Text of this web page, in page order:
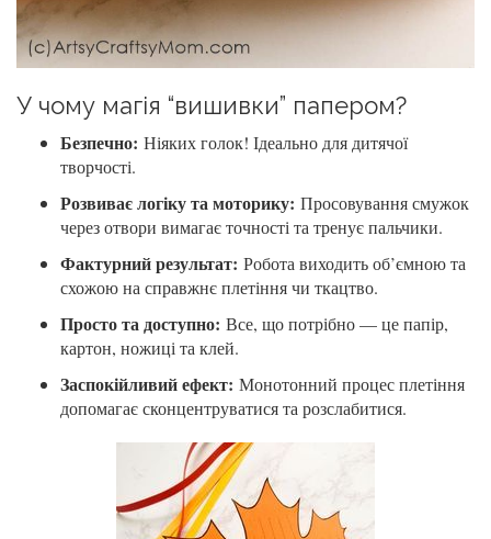
У чому магія “вишивки” папером?
Безпечно: Ніяких голок! Ідеально для дитячої
творчості.
Розвиває логіку та моторику: Просовування смужок
через отвори вимагає точності та тренує пальчики.
Фактурний результат: Робота виходить об’ємною та
схожою на справжнє плетіння чи ткацтво.
Просто та доступно: Все, що потрібно — це папір,
картон, ножиці та клей.
Заспокійливий ефект: Монотонний процес плетіння
допомагає сконцентруватися та розслабитися.